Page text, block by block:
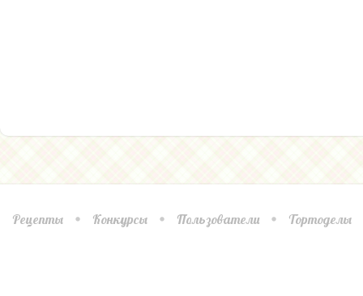
Рецепты Конкурсы Пользователи Тортоделы